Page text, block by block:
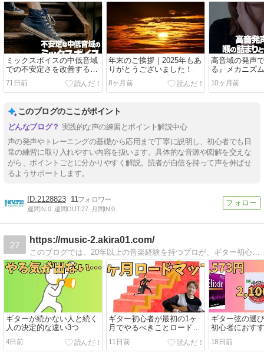
ミックスボイスの中低音域
での不安定さを改善する方
71日前
年末のご挨拶｜2025年もあ
りがとうございました！
8ヶ月前
高音域の発声
る』メカニズ
と改善法
10ヶ月前
このブログのここがポイント
実践的な声の練習とポイント解説中心
声の発声やトレーニングの基礎から応用まで丁寧に説明し、初心者でも日
常の練習に取り入れやすい内容を扱います。具体的な音源や図解を交えな
がら、ポイントごとに分かりやすく解説。読者が自信を持って声を伸ばせ
るようサポートします。
2128823 11
週間IN:0 週間OUT:27 月間IN:0
27
https://music-2.akira01.com/
このブログでは、20年以上の音楽経験を持つプロが、ギター初心者から中級者、さらに音楽活動全般のお悩みまで、幅広くサポートします。
ギターが続かない人と続く
人の決定的な違い3つ
4日前
ギター初心者が最初の1ヶ
月でやるべきことロードマ
11日前
ギター弦の選
初心者におす
と交換時期
18日前